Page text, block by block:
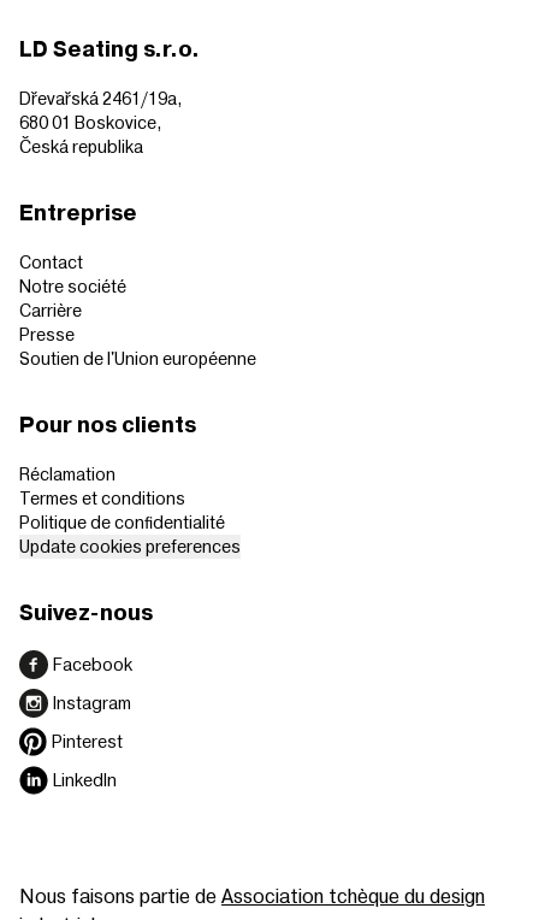
LD Seating s.r.o.
Dřevařská 2461/19a,
680 01 Boskovice,
Česká republika
Entreprise
Contact
Notre société
Carrière
Presse
Soutien de l'Union européenne
Pour nos clients
Réclamation
Termes et conditions
Politique de confidentialité
Update cookies preferences
Suivez-nous
Facebook
Instagram
Pinterest
LinkedIn
Nous faisons partie deAssociation tchèque du design